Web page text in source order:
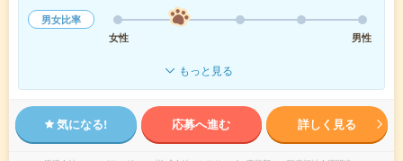
男女比率
女性
男性
もっと見る
気になる! 応募へ進む 詳しく見る